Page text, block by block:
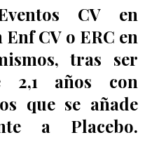
CV en
CV o ERC en
tras ser
2,1 años con
que se añade
a Placebo.